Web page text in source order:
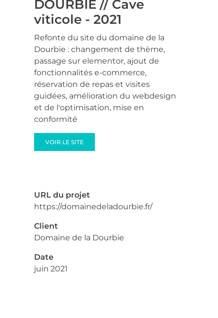
DOURBIE // Cave
viticole - 2021
Refonte du site du domaine de la
Dourbie : changement de thème,
passage sur elementor, ajout de
fonctionnalités e-commerce,
réservation de repas et visites
guidées, amélioration du webdesign
et de l'optimisation, mise en
conformité
VOIR LE SITE
URL du projet
https://domainedeladourbie.fr/
Client
Domaine de la Dourbie
Date
juin 2021